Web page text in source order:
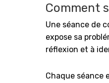
Comment
Une séance de
expose sa
réflexion et à
Chaque séance